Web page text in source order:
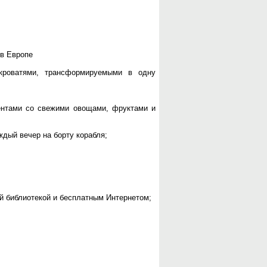
Европе
трансформируемыми в одну
со свежими овощами, фруктами и
вечер на борту корабля;
и бесплатным Интернетом;